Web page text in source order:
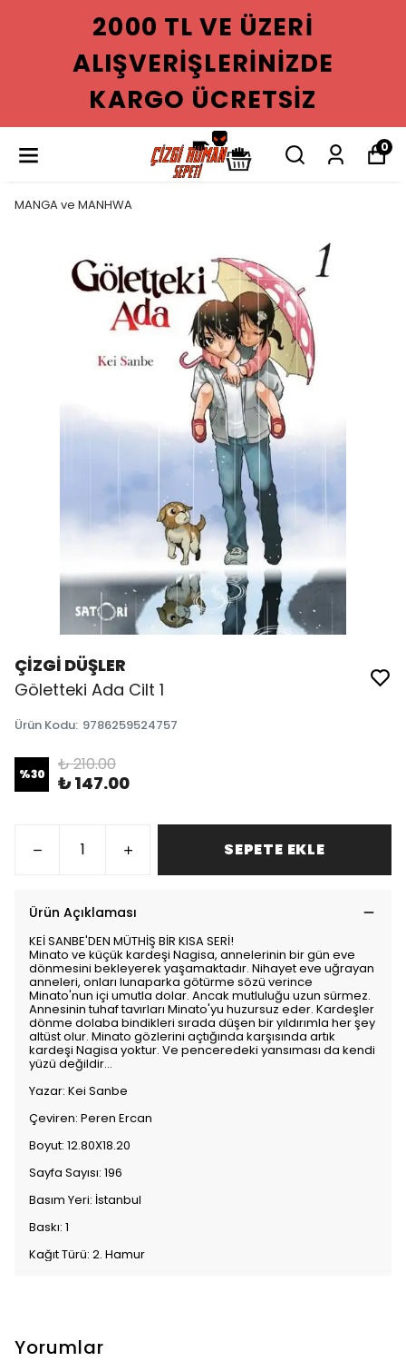
2000 TL VE ÜZERI
ALIŞVERIŞLERINIZDE
KARGO ÜCRETSIZ
0
MANGA ve MANHWA
ÇİZGİ DÜŞLER
Göletteki Ada Cilt 1
Ürün Kodu: 9786259524757
%30 ₺ 210.00
₺ 147.00
SEPETE EKLE
Ürün Açıklaması
KEİ SANBE'DEN MÜTHİŞ BİR KISA SERİ!
Minato ve küçük kardeşi Nagisa, annelerinin bir gün eve
dönmesini bekleyerek yaşamaktadır. Nihayet eve uğrayan
anneleri, onları lunaparka götürme sözü verince
Minato'nun içi umutla dolar. Ancak mutluluğu uzun sürmez.
Annesinin tuhaf tavırları Minato'yu huzursuz eder. Kardeşler
dönme dolaba bindikleri sırada düşen bir yıldırımla her şey
altüst olur. Minato gözlerini açtığında karşısında artık
kardeşi Nagisa yoktur. Ve penceredeki yansıması da kendi
yüzü değildir...
Yazar: Kei Sanbe
Çeviren: Peren Ercan
Boyut: 12.80X18.20
Sayfa Sayısı: 196
Basım Yeri: İstanbul
Baskı: 1
Kağıt Türü: 2. Hamur
Yorumlar